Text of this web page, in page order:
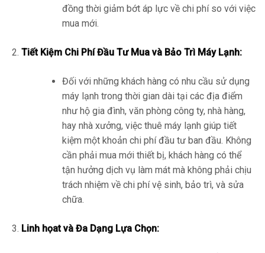
đồng thời giảm bớt áp lực về chi phí so với việc
mua mới.
Tiết Kiệm Chi Phí Đầu Tư Mua và Bảo Trì Máy Lạnh:
Đối với những khách hàng có nhu cầu sử dụng
máy lạnh trong thời gian dài tại các địa điểm
như hộ gia đình, văn phòng công ty, nhà hàng,
hay nhà xưởng, việc thuê máy lạnh giúp tiết
kiệm một khoản chi phí đầu tư ban đầu. Không
cần phải mua mới thiết bị, khách hàng có thể
tận hưởng dịch vụ làm mát mà không phải chịu
trách nhiệm về chi phí vệ sinh, bảo trì, và sửa
chữa.
Linh họat và Đa Dạng Lựa Chọn: